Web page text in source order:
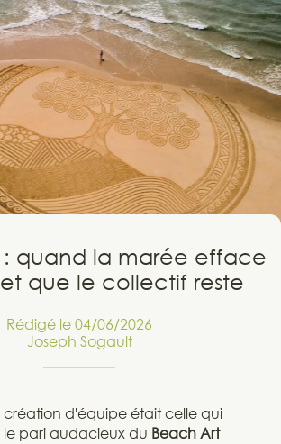
: quand la marée efface
que le collectif reste
Rédigé le 04/06/2026
Joseph Sogault
création d'équipe était celle qui
le pari audacieux du Beach Art